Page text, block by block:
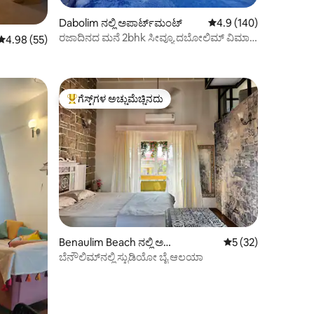
ರಲ್ಲಿ 4.98 ಸರಾಸರಿ ರೇಟಿಂಗ್, 55 ವಿಮರ್ಶೆಗಳು
4.98 (55)
Dabolim ನಲ್ಲಿ ಅಪಾರ್ಟ್‌ಮಂಟ್ 5 ರಲ್ಲಿ 4.9 ಸರಾಸರಿ
4.9 (140)
ರಜಾದಿನದ ಮನೆ 2bhk ಸೀವ್ಯೂ ದಬೋಲಿಮ್ ವಿಮಾನ
ಗೆಸ್ಟ್‌ಗಳಿಗೆ ಅತಿ ಹೆಚ್ಚು ಅಚ್ಚುಮೆಚ್ಚಿನದು
ಗೆಸ್ಟ್‌ಗಳ ಅಚ್ಚುಮೆಚ್ಚಿನದು
Benaulim Beach ನಲ್ಲಿ ಅ
ಪಾರ್ಟ್‌ಮಂಟ್
5 ರಲ್ಲಿ 5 ಸರಾಸರಿ
5 (32)
ಬೆನೌಲಿಮ್‌ನಲ್ಲಿ ಸ್ಟುಡಿಯೋ ಬೈ ಆಲಯಾ